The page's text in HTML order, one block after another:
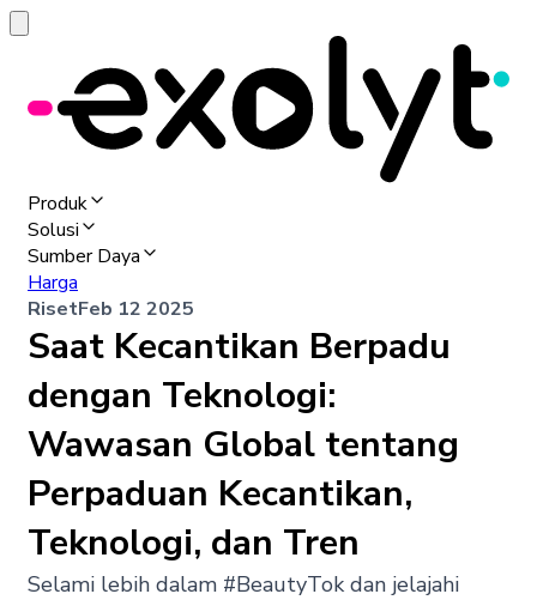
Produk
Solusi
Sumber Daya
Harga
RisetFeb 12 2025
Saat Kecantikan Berpadu
dengan Teknologi:
Wawasan Global tentang
Perpaduan Kecantikan,
Teknologi, dan Tren
Selami lebih dalam #BeautyTok dan jelajahi